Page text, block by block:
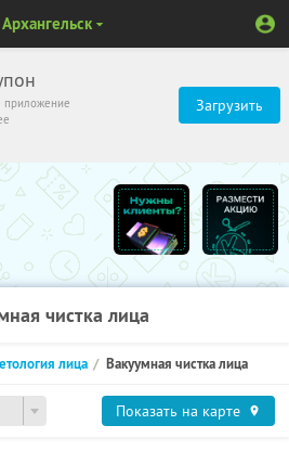
приложение
Загрузить
Архангельск
чистка лица
лица Вакуумная чистка лица
Показать на карте